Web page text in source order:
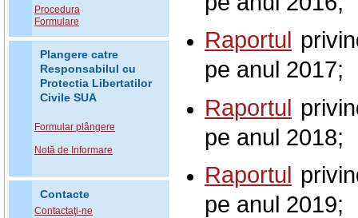
Procedura
Formulare
Plangere catre
Responsabilul cu
Protectia Libertatilor
Civile SUA
Formular plângere
Notă de Informare
Contacte
Contactaţi-ne
Raportul
pe anul 2017;
Raportul
pe anul 2018;
Raportul
pe anul 2019;